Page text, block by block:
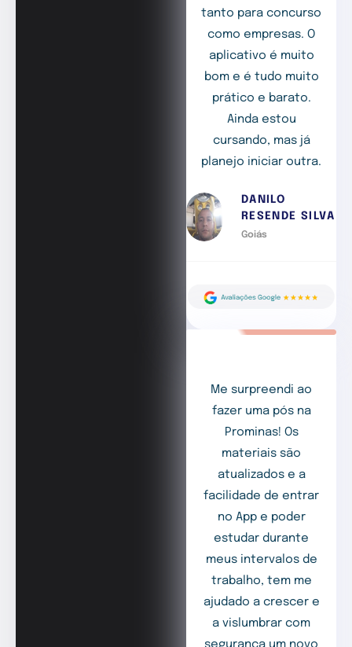
tanto para concurso
como empresas. O
aplicativo é muito
bom e é tudo muito
prático e barato.
Ainda estou
cursando, mas já
planejo iniciar outra.
DANILO
RESENDE SILVA
Goiás
Me surpreendi ao
fazer uma pós na
Prominas! Os
materiais são
atualizados e a
facilidade de entrar
no App e poder
estudar durante
meus intervalos de
trabalho, tem me
ajudado a crescer e
a vislumbrar com